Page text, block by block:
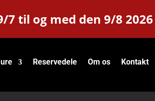
til og med den 9/8 2026
Reservedele Om os Kontakt